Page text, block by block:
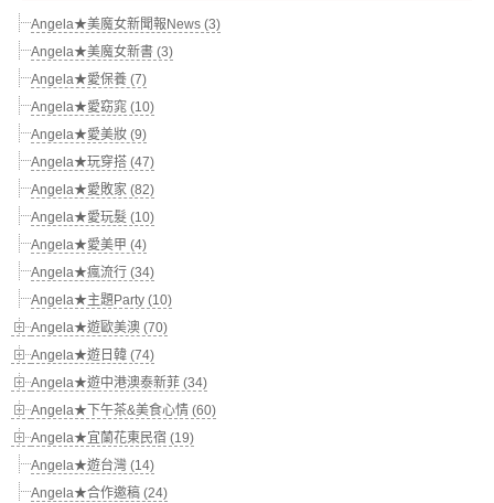
Angela★美魔女新聞報News (3)
Angela★美魔女新書 (3)
Angela★愛保養 (7)
Angela★愛窈窕 (10)
Angela★愛美妝 (9)
Angela★玩穿搭 (47)
Angela★愛敗家 (82)
Angela★愛玩髮 (10)
Angela★愛美甲 (4)
Angela★瘋流行 (34)
Angela★主題Party (10)
Angela★遊歐美澳 (70)
Angela★遊日韓 (74)
Angela★遊中港澳泰新菲 (34)
Angela★下午茶&美食心情 (60)
Angela★宜蘭花東民宿 (19)
Angela★遊台灣 (14)
Angela★合作邀稿 (24)